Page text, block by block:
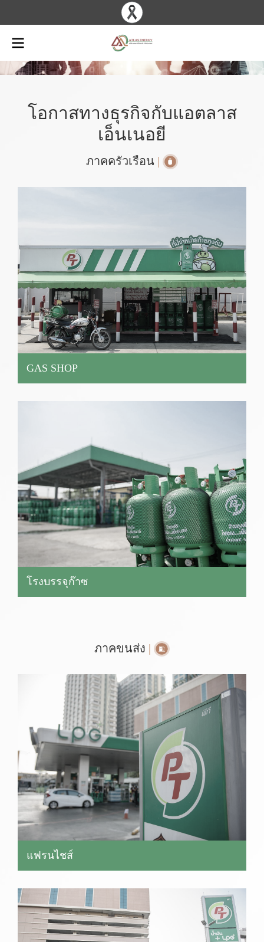
โอกาสทางธุรกิจกับแอตลาส
เอ็นเนอยี
ภาคครัวเรือน |
GAS SHOP
โรงบรรจุก๊าซ
ภาคขนส่ง |
แฟรนไชส์